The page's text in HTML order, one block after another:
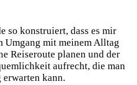
so konstruiert, dass es mir
mit meinem Alltag
Reiseroute planen und der
aufrecht, die man
kann.